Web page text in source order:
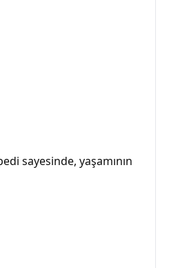
sayesinde, yaşamının